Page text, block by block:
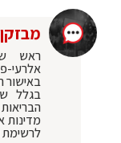
ראש
אלרעי-
באישור
בגלל
מדינות
לרשימת